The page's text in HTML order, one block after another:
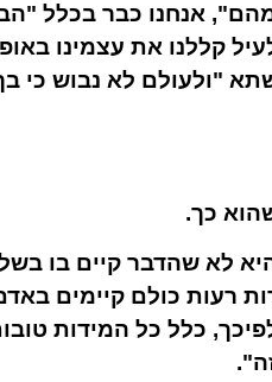
אנחנו כבר בכלל
קללנו את עצמינו
"ולעולם לא נבוש כי
כך.
לא שהדבר קיים בו
רעות כולם קיימים
כלל כל המידות